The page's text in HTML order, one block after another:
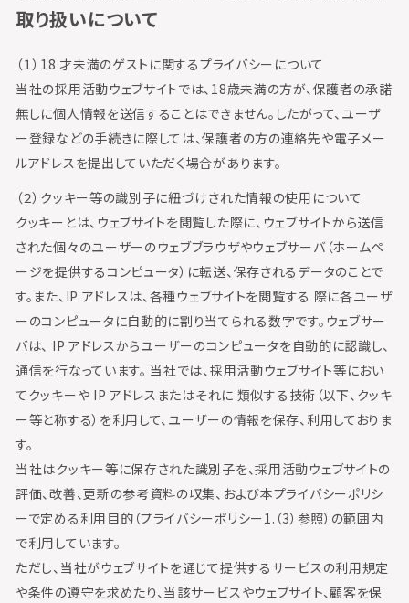
取り扱いについて
（１）18 才未満のゲストに関するプライバシーについて
当社の採用活動ウェブサイトでは、18歳未満の方が、保護者の承諾
無しに個人情報を送信することはできません。したがって、ユーザ
ー登録などの手続きに際しては、保護者の方の連絡先や電子メー
ルアドレスを提出していただく場合があります。
（２）クッキー等の識別子に紐づけされた情報の使用について
クッキーとは、ウェブサイトを閲覧した際に、ウェブサイトから送信
された個々のユーザーのウェブブラウザやウェブサーバ（ホームペ
ージを提供するコンピュータ）に転送、保存されるデータのことで
す。また、IP アドレスは、各種ウェブサイトを閲覧する 際に各ユーザ
ーのコンピュータに自動的に割り当てられる数字です。ウェブサー
バは、 IP アドレスからユーザーのコンピュータを自動的に認識し、
通信を行なっています。 当社では、採用活動ウェブサイト等におい
てクッキーや IP アドレスまたはそれに 類似する技術（以下、クッキ
ー等と称する）を利用して、ユーザーの情報を保存、利用しておりま
す。
当社はクッキー等に保存された識別子を、採用活動ウェブサイトの
評価、改善、更新の参考資料の収集、および本プライバシーポリシ
ーで定める利用目的（プライバシーポリシー1.（3）参照）の範囲内
で利用しています。
ただし、当社がウェブサイトを通じて提供するサービスの利用規定
や条件の遵守を求めたり、当該サービスやウェブサイト、顧客を保